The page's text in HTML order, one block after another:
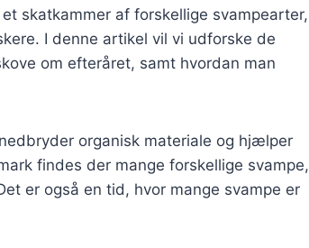
skatkammer af forskellige svampearter,
I denne artikel vil vi udforske de
om efteråret, samt hvordan man
organisk materiale og hjælper
findes der mange forskellige svampe,
er også en tid, hvor mange svampe er